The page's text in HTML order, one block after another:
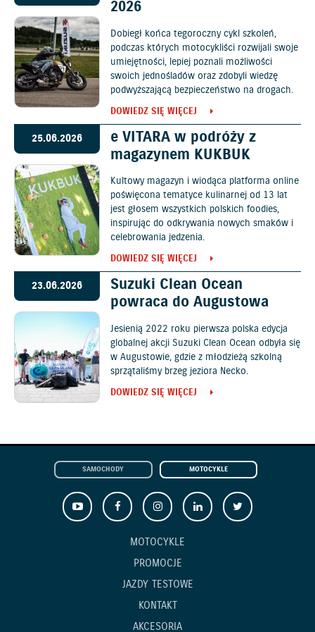
2026
Dobiegł końca tegoroczny cykl szkoleń,
podczas których motocykliści rozwijali swoje
umiejętności, lepiej poznali możliwości
swoich jednośladów oraz zdobyli wiedzę
podwyższającą bezpieczeństwo na drogach.
DOWIEDZ SIĘ WIĘCEJ
25.06.2026
e VITARA w podróży z
magazynem KUKBUK
Kultowy magazyn i wiodąca platforma online
poświęcona tematyce kulinarnej od 13 lat
jest głosem wszystkich polskich foodies,
inspirując do odkrywania nowych smaków i
celebrowania jedzenia.
DOWIEDZ SIĘ WIĘCEJ
23.06.2026
Suzuki Clean Ocean
powraca do Augustowa
Jesienią 2022 roku pierwsza polska edycja
globalnej akcji Suzuki Clean Ocean odbyła się
w Augustowie, gdzie z młodzieżą szkolną
sprzątaliśmy brzeg jeziora Necko.
DOWIEDZ SIĘ WIĘCEJ
SAMOCHODY MOTOCYKLE
MOTOCYKLE
PROMOCJE
JAZDY TESTOWE
KONTAKT
AKCESORIA